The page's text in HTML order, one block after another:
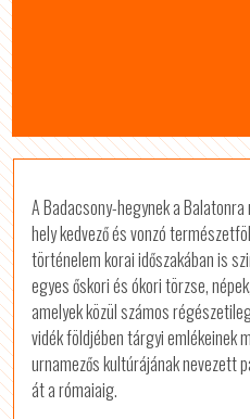
A Badacsony-hegynek a
hely kedvező és vonzó
történelem korai időszakában is
egyes őskori és ókori törzse,
amelyek közül számos
vidék földjében tárgyi emlékeinek
urnamezős kultúrájának nevezett
át a rómaiaig.